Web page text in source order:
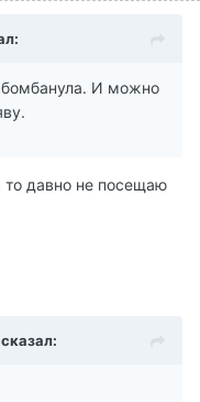
бомбанула. И можно
то давно не посещаю